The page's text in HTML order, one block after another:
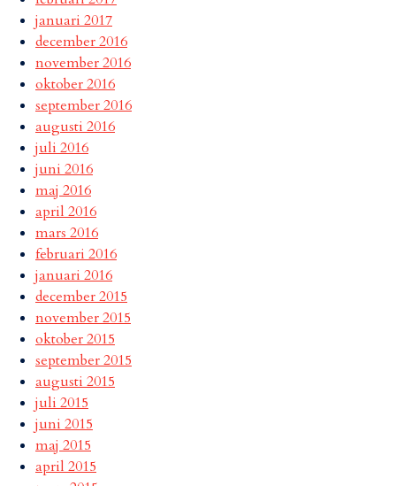
januari 2017
december 2016
november 2016
oktober 2016
september 2016
augusti 2016
juli 2016
juni 2016
maj 2016
april 2016
mars 2016
februari 2016
januari 2016
december 2015
november 2015
oktober 2015
september 2015
augusti 2015
juli 2015
juni 2015
maj 2015
april 2015